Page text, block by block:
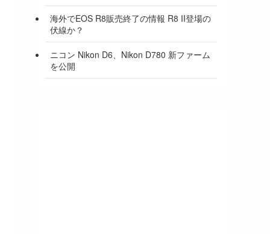
海外でEOS R8販売終了の情報 R8 II登場の
伏線か？
ニコン Nikon D6、Nikon D780 新ファーム
を公開